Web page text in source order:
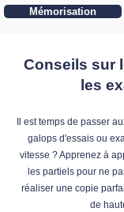
Mémorisation
Conseils sur
les
Il est temps de passer
galops d'essais ou
vitesse ? Apprenez à
les partiels pour ne
réaliser une copie
de